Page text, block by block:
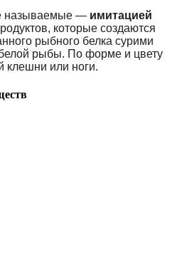
называемые — имитацией
которые создаются
рыбного белка сурими
рыбы. По форме и цвету
клешни или ноги.